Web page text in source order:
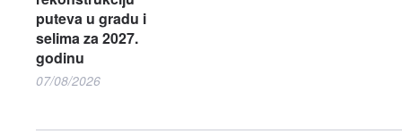
puteva u gradu i
selima za 2027.
godinu
07/08/2026